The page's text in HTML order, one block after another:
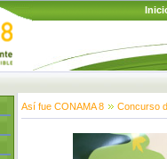
Así fue CONAMA 8 Concurso